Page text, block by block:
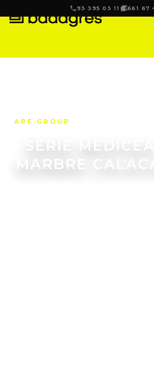
93 395 03 11 661 67
SÈRIE
MARBRE
APE GROUP